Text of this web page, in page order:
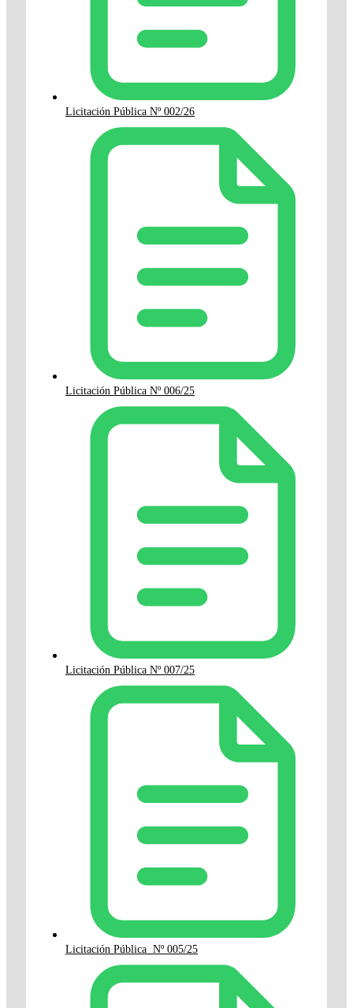
Licitación Pública Nº 002/26
Licitación Pública Nº 006/25
Licitación Pública Nº 007/25
Licitación Pública Nº 005/25